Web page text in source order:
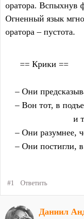
оратора. Вспыхнув
Огненный язык
оратора – пустота.
      == Крики ==
– Они
– Вон тот, в
– Они разумнее,
– Они постигли,
#1 Ответить
Даниил